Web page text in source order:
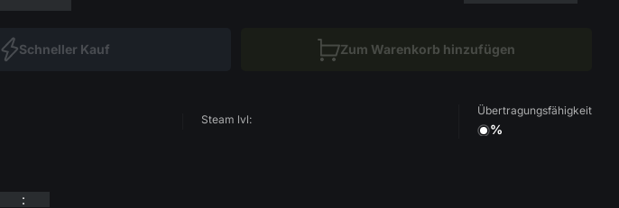
Schneller Kauf Zum Warenkorb hinzufügen
Steam lvl:
Übertragungsfähigkeit
%
: